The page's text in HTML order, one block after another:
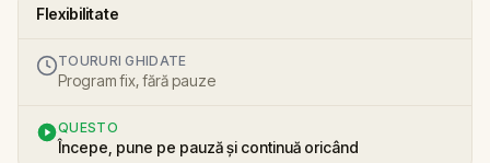
Flexibilitate
TOURURI GHIDATE
Program fix, fără pauze
QUESTO
Începe, pune pe pauză și continuă oricând